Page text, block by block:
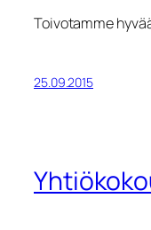
Toivotamme
25.09.2015